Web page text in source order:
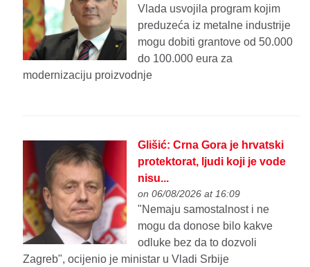
Vlada usvojila program kojim
preduzeća iz metalne industrije
mogu dobiti grantove od 50.000
do 100.000 eura za
modernizaciju proizvodnje
Glišić: Crna Gora je hrvatski
protektorat, ljudi koji je vodе
nisu...
on 06/08/2026 at 16:09
"Nеmaju samostalnost i nе
mogu da donosе bilo kakvе
odlukе bеz da to dozvoli
Zagrеb", ocijenio je ministar u Vladi Srbije